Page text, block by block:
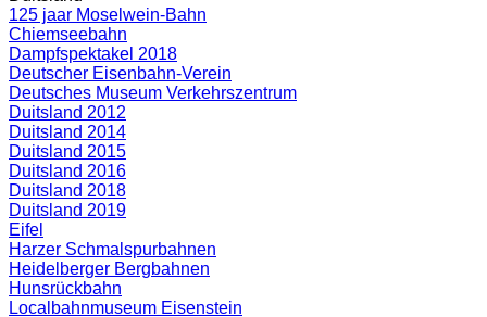
125 jaar Moselwein-Bahn
Chiemseebahn
Dampfspektakel 2018
Deutscher Eisenbahn-Verein
Deutsches Museum Verkehrszentrum
Duitsland 2012
Duitsland 2014
Duitsland 2015
Duitsland 2016
Duitsland 2018
Duitsland 2019
Eifel
Harzer Schmalspurbahnen
Heidelberger Bergbahnen
Hunsrückbahn
Localbahnmuseum Eisenstein